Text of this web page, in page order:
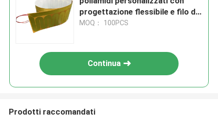
progettazione flessibile e filo di
piombo su richiesta
MOQ： 100PCS
Continua
Prodotti raccomandati